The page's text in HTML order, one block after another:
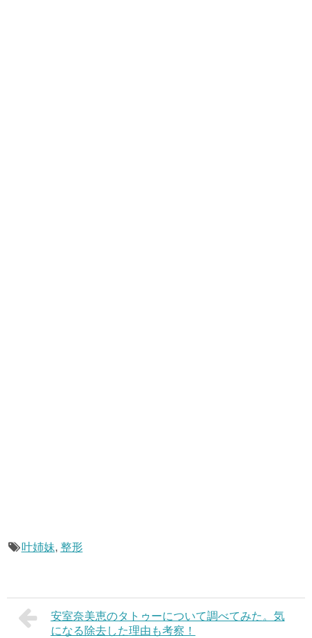
叶姉妹, 整形
安室奈美恵のタトゥーについて調べてみた。気
になる除去した理由も考察！